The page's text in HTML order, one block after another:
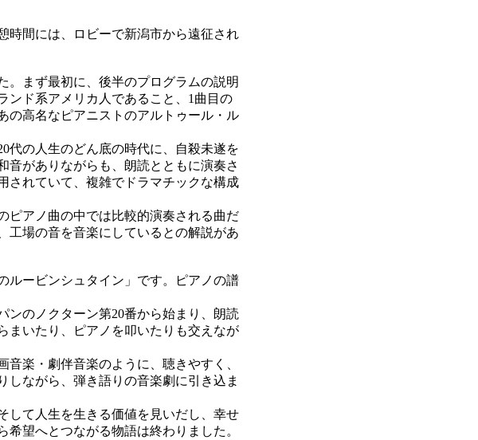
間には、ロビーで新潟市から遠征され
まず最初に、後半のプログラムの説明
ンド系アメリカ人であること、1曲目の
の高名なピアニストのアルトゥール・ル
の人生のどん底の時代に、自殺未遂を
音がありながらも、朗読とともに演奏さ
されていて、複雑でドラマチックな構成
ピアノ曲の中では比較的演奏される曲だ
工場の音を音楽にしているとの解説があ
ービンシュタイン」です。ピアノの譜
のノクターン第20番から始まり、朗読
まいたり、ピアノを叩いたりも交えなが
楽・劇伴音楽のように、聴きやすく、
ながら、弾き語りの音楽劇に引き込ま
て人生を生きる価値を見いだし、幸せ
望へとつながる物語は終わりました。